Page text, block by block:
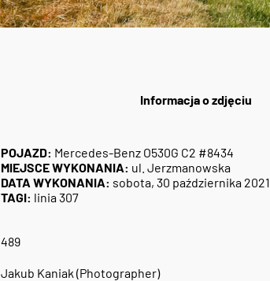
Informacja o zdjęciu
POJAZD: Mercedes-Benz O530G C2 #8434
MIEJSCE WYKONANIA: ul. Jerzmanowska
DATA WYKONANIA: sobota, 30 października 2021
TAGI: linia 307
489
Jakub Kaniak (Photographer)